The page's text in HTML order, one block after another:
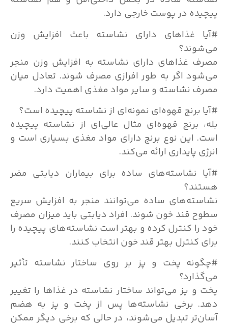
پیچیده در پوست خارجی دارد.
#آیا غذاهای دارای نشاسته باعث افزایش وزن
می‌شوند؟
مصرف غذاهای دارای نشاسته به افزایش وزن منجر
می‌شود اگر به طور افرازی مصرف شوند. تعادل میان
مصرف نشاسته و سایر مواد مغذی اهمیت دارد.
#آیا برنج قهوه‌ای نمونه‌ای از نشاسته پیچیده است؟
بله، برنج قهوه‌ای مثال عالی‌ای از نشاسته پیچیده
است. این نوع برنج دارای مواد مغذی بسیاری است و
انرژی پایداری ارائه می‌کند.
#آیا نشاسته‌های ساده برای بیماران دیابتی مضر
هستند؟
نشاسته‌های ساده می‌توانند منجر به افزایش سریع
سطوح قند خون شوند. افراد دیابتی باید میزان مصرف
خود را کنترل کرده و بهتر است نشاسته‌های پیچیده را
برای کنترل بهتر قند خون انتخاب کنند.
#چگونه پخت و پز بر روی ساختار نشاسته تأثیر
می‌گذارد؟
پخت و پز می‌تواند ساختار نشاسته در غذاها را تغییر
دهد. برخی نشاسته‌ها پس از پخت و پز به هضم
آسان‌تر تبدیل می‌شوند، در حالی که برخی دیگر ممکن